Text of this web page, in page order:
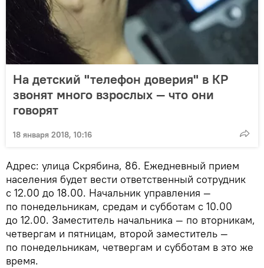
На детский "телефон доверия" в КР
звонят много взрослых — что они
говорят
18 января 2018, 10:16
Адрес: улица Скрябина, 86. Ежедневный прием
населения будет вести ответственный сотрудник
с 12.00 до 18.00. Начальник управления —
по понедельникам, средам и субботам с 10.00
до 12.00. Заместитель начальника — по вторникам,
четвергам и пятницам, второй заместитель —
по понедельникам, четвергам и субботам в это же
время.